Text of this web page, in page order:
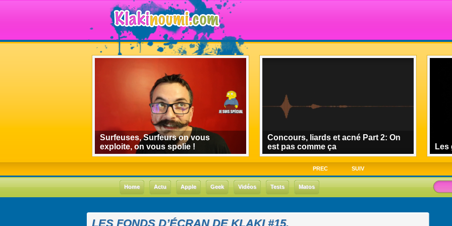
Surfeuses, Surfeurs on vous
exploite, on vous spolie !
Concours, liards et acné Part 2: On
est pas comme ça
Les
PREC SUIV
Home Actu Apple Geek Vidéos Tests Matos
LES FONDS D’ÉCRAN DE KLAKI #15.